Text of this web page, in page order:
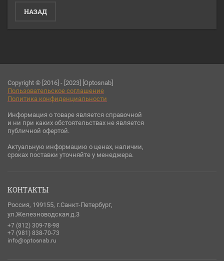
НАЗАД
Copyright © [2016] - [2023] [Optosnab]
Пользовательское соглашение
Политика конфиденциальности
Информация о товаре является справочной
и ни при каких обстоятельствах не является
публичной офертой.
Актуальную информацию о ценах, наличии,
сроках поставки уточняйте у менеджера.
КОНТАКТЫ
Россия, 199155, г.Санкт-Петербург,
ул.Железноводская д.3
+7 (812) 309-78-98
+7 (981) 838-70-73
info@optosnab.ru